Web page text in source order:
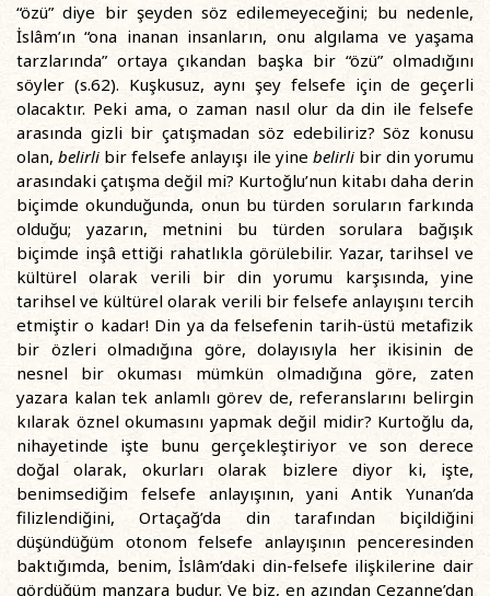
“özü” diye bir şeyden söz edilemeyeceğini; bu nedenle,
İslâm’ın “ona inanan insanların, onu algılama ve yaşama
tarzlarında” ortaya çıkandan başka bir “özü” olmadığını
söyler (s.62). Kuşkusuz, aynı şey felsefe için de geçerli
olacaktır. Peki ama, o zaman nasıl olur da din ile felsefe
arasında gizli bir çatışmadan söz edebiliriz? Söz konusu
olan,belirli bir felsefe anlayışı ile yine belirlibir din yorumu
arasındaki çatışma değil mi? Kurtoğlu’nun kitabı daha derin
biçimde okunduğunda, onun bu türden soruların farkında
olduğu; yazarın, metnini bu türden sorulara bağışık
biçimde inşâ ettiği rahatlıkla görülebilir. Yazar, tarihsel ve
kültürel olarak verili bir din yorumu karşısında, yine
tarihsel ve kültürel olarak verili bir felsefe anlayışını tercih
etmiştir o kadar! Din ya da felsefenin tarih-üstü metafizik
bir özleri olmadığına göre, dolayısıyla her ikisinin de
nesnel bir okuması mümkün olmadığına göre, zaten
yazara kalan tek anlamlı görev de, referanslarını belirgin
kılarak öznel okumasını yapmak değil midir? Kurtoğlu da,
nihayetinde işte bunu gerçekleştiriyor ve son derece
doğal olarak, okurları olarak bizlere diyor ki, işte,
benimsediğim felsefe anlayışının, yani Antik Yunan’da
filizlendiğini, Ortaçağ’da din tarafından biçildiğini
düşündüğüm otonom felsefe anlayışının penceresinden
baktığımda, benim, İslâm’daki din-felsefe ilişkilerine dair
gördüğüm manzara budur. Ve biz, en azından Cezanne’dan